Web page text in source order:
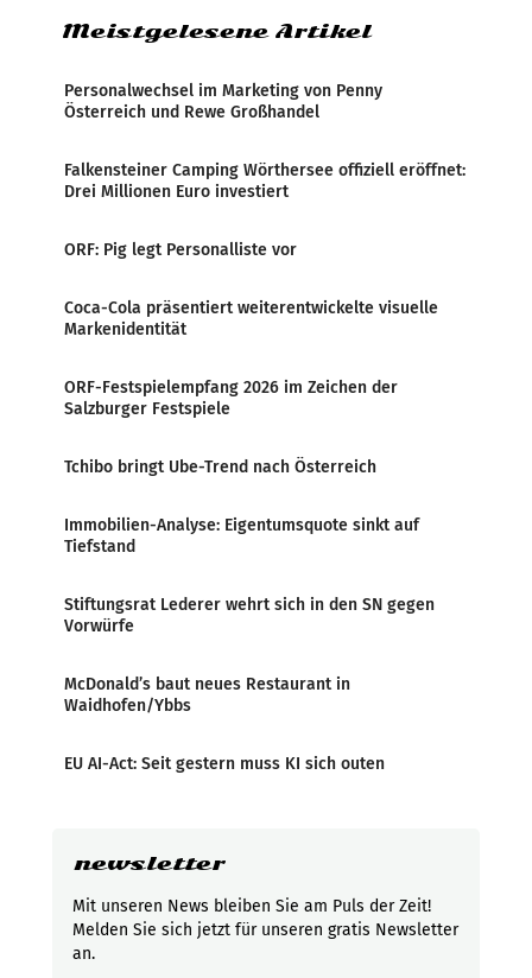
Meistgelesene Artikel
Personalwechsel im Marketing von Penny
Österreich und Rewe Großhandel
Falkensteiner Camping Wörthersee offiziell eröffnet:
Drei Millionen Euro investiert
ORF: Pig legt Personalliste vor
Coca-Cola präsentiert weiterentwickelte visuelle
Markenidentität
ORF-Festspielempfang 2026 im Zeichen der
Salzburger Festspiele
Tchibo bringt Ube-Trend nach Österreich
Immobilien-Analyse: Eigentumsquote sinkt auf
Tiefstand
Stiftungsrat Lederer wehrt sich in den SN gegen
Vorwürfe
McDonald’s baut neues Restaurant in
Waidhofen/Ybbs
EU AI-Act: Seit gestern muss KI sich outen
newsletter
Mit unseren News bleiben Sie am Puls der Zeit!
Melden Sie sich jetzt für unseren gratis Newsletter
an.